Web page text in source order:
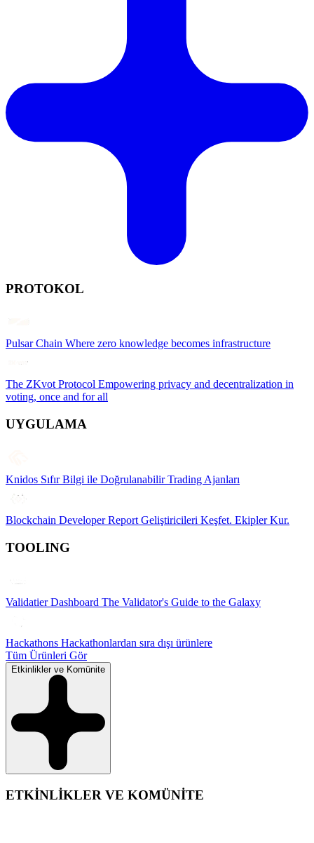
PROTOKOL
Pulsar Chain Where zero knowledge becomes infrastructure
The ZKvot Protocol Empowering privacy and decentralization in
voting, once and for all
UYGULAMA
Knidos Sıfır Bilgi ile Doğrulanabilir Trading Ajanları
Blockchain Developer Report Geliştiricileri Keşfet. Ekipler Kur.
TOOLING
Validatier Dashboard The Validator's Guide to the Galaxy
Hackathons Hackathonlardan sıra dışı ürünlere
Tüm Ürünleri Gör
Etkinlikler ve Komünite
ETKİNLİKLER VE KOMÜNİTE